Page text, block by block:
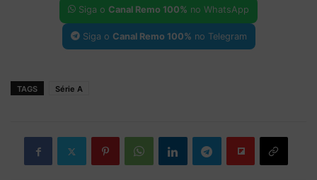
Siga o Canal Remo 100% no WhatsApp
Siga o Canal Remo 100% no Telegram
TAGS Série A